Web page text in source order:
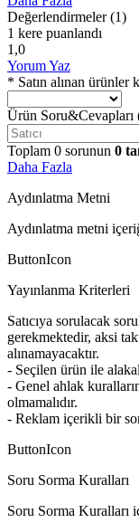
Değerlendirmeler (1)
1 kere puanlandı
1,0
Yorum Yaz
* Satın alınan ürünler
Ürün Soru&Cevapları
Toplam 0 sorunun 0
Daha Fazla
Aydınlatma Metni
Aydınlatma metni
ButtonIcon
Yayınlanma Kriterleri
Satıcıya sorulacak
gerekmektedir, aksi
alınamayacaktır.
- Seçilen ürün ile
- Genel ahlak
olmamalıdır.
- Reklam içerikli bir
ButtonIcon
Soru Sorma Kuralları
Soru Sorma Kuralları